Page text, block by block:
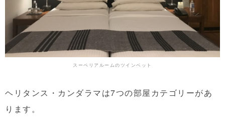
スーペリアルームのツインベット
ヘリタンス・カンダラマは7つの部屋カテゴリーがあ
ります。